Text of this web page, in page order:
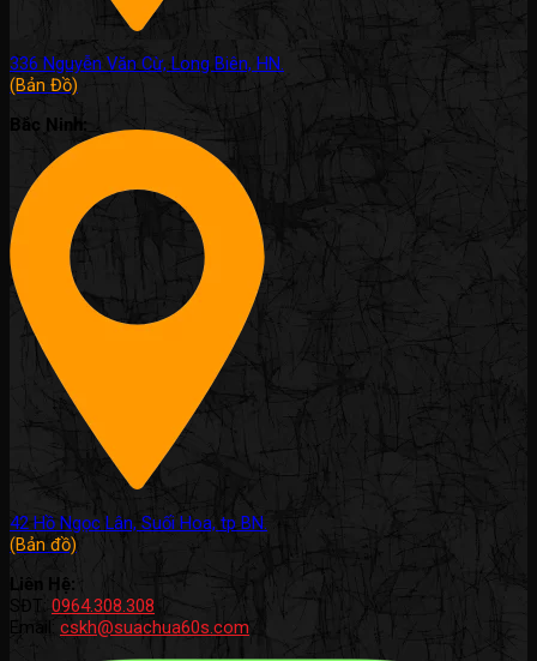
336 Nguyễn Văn Cừ, Long Biên, HN.
(Bản Đồ)
Bắc Ninh:
42 Hồ Ngọc Lân, Suối Hoa, tp BN.
(Bản đồ)
Liên Hệ:
SĐT: 0964.308.308
Email: cskh@suachua60s.com